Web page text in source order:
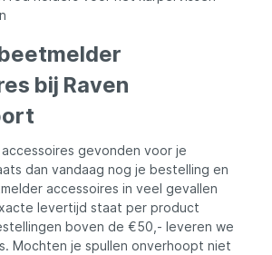
bij Raven
gevonden voor je
dan vandaag nog je bestelling en
accessoires in veel gevallen
levertijd staat per product
boven de €50,- leveren we
Mochten je spullen onverhoopt niet